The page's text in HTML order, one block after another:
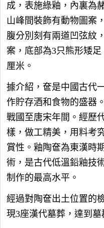
成，表施綠釉，內裏為
山峰間裝飾有動物圖案
腹分別刻有兩道凹弦紋
案，底部為3只熊形矮
厘米。
據介紹，奩是中國古代
作貯存酒和食物的盛器
戰國至唐宋年間。經歷
樣，做工精美，用料考
賞性。釉陶奩為東漢時
術，是古代低溫鉛釉技
制作的最高水平。
經過對陶奩出土位置的
現3座漢代墓葬，達到